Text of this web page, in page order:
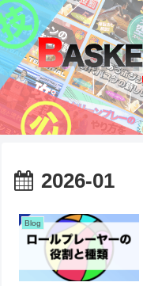
2026-01
Blog